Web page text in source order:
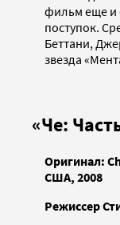
фильм еще и
поступок.
Беттани,
звезда
«Че:
Оригинал:
США, 2008
Режиссер